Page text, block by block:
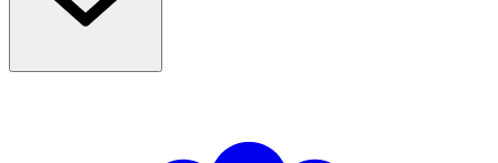
sprängas vid uppvärmning.